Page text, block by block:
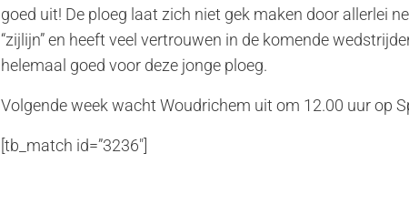
goed uit! De ploeg laat zich niet gek maken door allerlei
“zijlijn” en heeft veel vertrouwen in de komende
helemaal goed voor deze jonge ploeg.
Volgende week wacht Woudrichem uit om 12.00 uur op
[tb_match id=”3236″]